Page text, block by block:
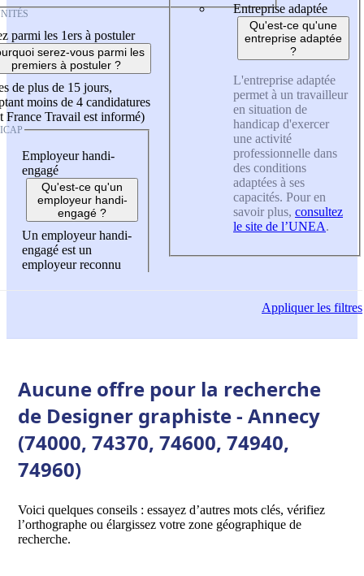
parmi les 1ers à postuler
serez-vous parmi les
premiers à postuler ?
de plus de 15 jours,
moins de 4 candidatures
France Travail est informé)
Employeur handi-
engagé
Qu'est-ce qu'un
employeur handi-
engagé ?
Un employeur handi-
engagé est un
employeur reconnu
Entreprise adaptée
Qu'est-ce qu'une
entreprise adaptée
?
L'entreprise adaptée
permet à un travailleur
en situation de
handicap d'exercer
une activité
professionnelle dans
des conditions
adaptées à ses
capacités. Pour en
savoir plus, consultez
le site de l’UNEA.
Appliquerles filtres
Aucune offre pour la recherche
de Designer graphiste - Annecy
(74000, 74370, 74600, 74940,
74960)
Voici quelques conseils : essayez d’autres mots clés, vérifiez
l’orthographe ou élargissez votre zone géographique de
recherche.